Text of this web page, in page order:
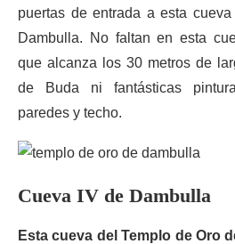
puertas de entrada a esta
Dambulla. No faltan en esta
que alcanza los 30 metros de
de Buda ni fantásticas
paredes y techo.
Cueva IV de Dambulla
Esta cueva del Templo de Oro